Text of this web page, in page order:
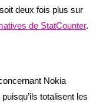
deux fois plus sur
de StatCounter.
Nokia
totalisent les